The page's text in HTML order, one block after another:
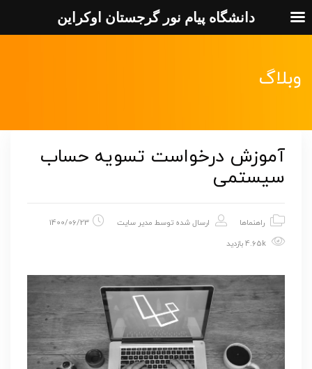
وبلاگ
آموزش درخواست تسويه حساب
سيستمی
راهنماها ارسال شده توسط مدیر سایت
1400/06/23
دانشگاه پیام نور گرجستان اوکراین